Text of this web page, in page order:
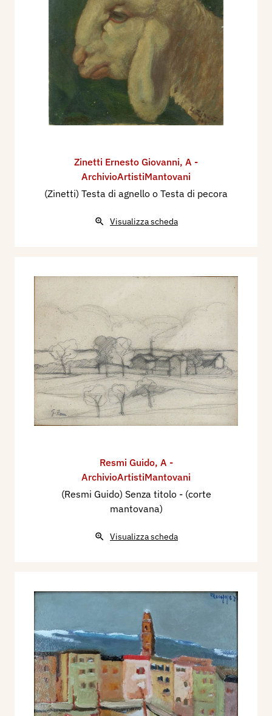
Zinetti Ernesto Giovanni, A -
ArchivioArtistiMantovani
(Zinetti) Testa di agnello o Testa di pecora
Visualizza scheda
Resmi Guido, A -
ArchivioArtistiMantovani
(Resmi Guido) Senza titolo - (corte
mantovana)
Visualizza scheda